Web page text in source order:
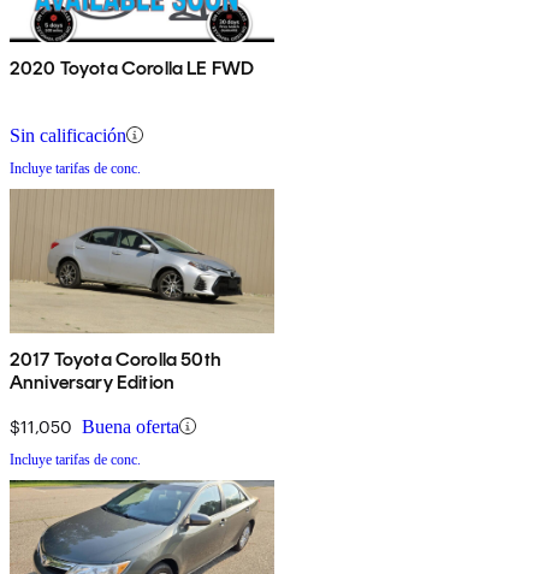
2020 Toyota Corolla LE FWD
Sin calificación
Incluye tarifas de conc.
2017 Toyota Corolla 50th
Anniversary Edition
$11,050 Buena oferta
Incluye tarifas de conc.